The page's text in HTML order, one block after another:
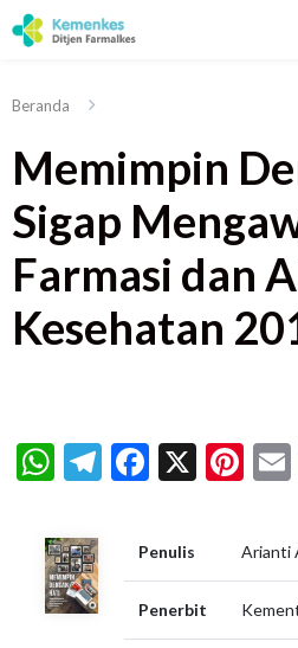
Beranda
Memimpin
Sigap
Farmasi dan
Kesehatan
WhatsApp
Telegram
X
Penulis Arianti
Penerbit